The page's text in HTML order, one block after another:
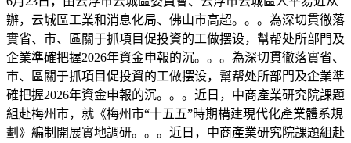
辦，云城區工業和消息化局、佛山市高超。。。為深切貫徹落
實省、市、區關于抓項目促投資的工做摆设，幫帮处所部門及
企業準確把握2026年資金申報的沉。。。為深切貫徹落實省、
市、區關于抓項目促投資的工做摆设，幫帮处所部門及企業準
確把握2026年資金申報的沉。。。近日，中商產業研究院課題
組赴梅州市，就《梅州市“十五五”時期構建現代化產業體系規
劃》編制開展實地調研。。。近日，中商產業研究院課題組赴